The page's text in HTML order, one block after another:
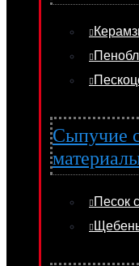
Сыпучие
Песок